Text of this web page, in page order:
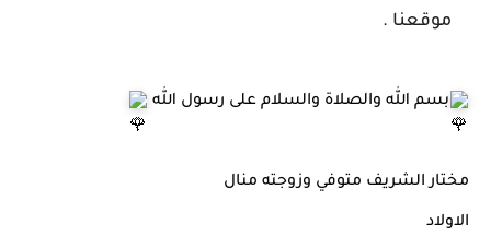
موقعنا .
بسم الله والصلاة والسلام على رسول الله
مختار الشريف متوفي وزوجته منال
الاولاد